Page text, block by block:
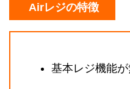
Airレジの特徴
基本レジ機能